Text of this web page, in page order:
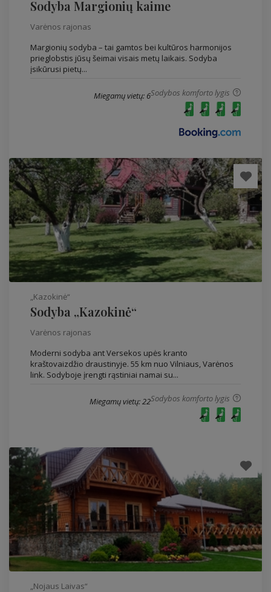
Sodyba Margionių kaime
Varėnos rajonas
Margionių sodyba – tai gamtos bei kultūros harmonijos
prieglobstis jūsų šeimai visais metų laikais. Sodyba
įsikūrusi pietų...
Sodybos komforto lygis
Miegamų vietų: 6
„Kazokinė“
Sodyba „Kazokinė“
Varėnos rajonas
Moderni sodyba ant Versekos upės kranto
kraštovaizdžio draustinyje. 55 km nuo Vilniaus, Varėnos
link. Sodyboje įrengti rąstiniai namai su...
Sodybos komforto lygis
Miegamų vietų: 22
„Nojaus Laivas“